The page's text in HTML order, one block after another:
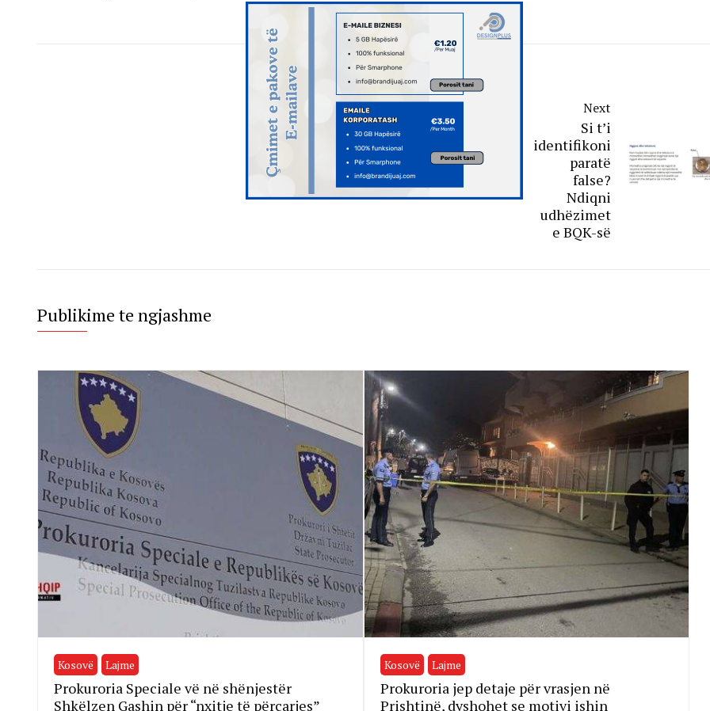
Next
Si t’i
identifikoni
paratë
false?
Ndiqni
udhëzimet
e BQK-së
Publikime te ngjashme
Kosovë Lajme
Prokuroria Speciale vë në shënjestër
Shkëlzen Gashin për “nxitje të përçarjes”
Kosovë Lajme
Prokuroria jep detaje për vrasjen në
Prishtinë, dyshohet se motivi ishin